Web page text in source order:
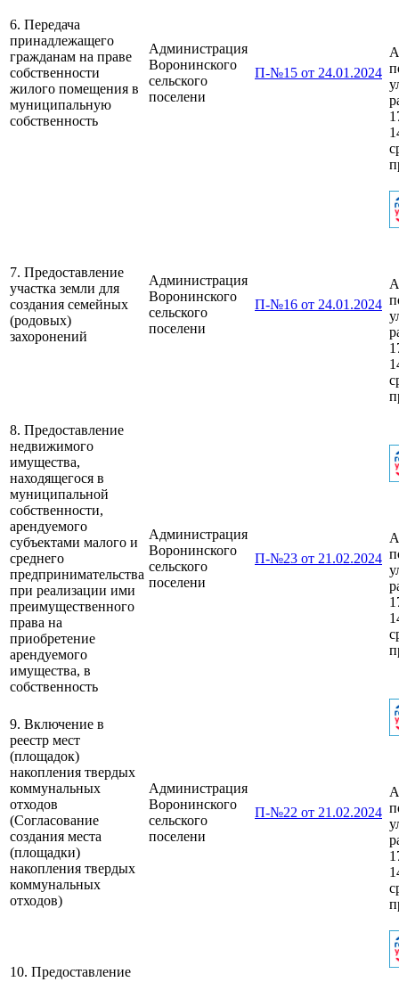
6. Передача
принадлежащего
гражданам на праве
собственности
жилого помещения в
муниципальную
собственность
Администрация
Воронинского
сельского
поселени
П-№15 от 24.01.2024
7. Предоставление
участка земли для
создания семейных
(родовых)
захоронений
Администрация
Воронинского
сельского
поселени
П-№16 от 24.01.2024
8. Предоставление
недвижимого
имущества,
находящегося в
муниципальной
собственности,
арендуемого
субъектами малого и
среднего
предпринимательства
при реализации ими
преимущественного
права на
приобретение
арендуемого
имущества, в
собственность
Администрация
Воронинского
сельского
поселени
П-№23 от 21.02.2024
9. Включение в
реестр мест
(площадок)
накопления твердых
коммунальных
отходов
(Согласование
создания места
(площадки)
накопления твердых
коммунальных
отходов)
Администрация
Воронинского
сельского
поселени
П-№22 от 21.02.2024
10. Предоставление